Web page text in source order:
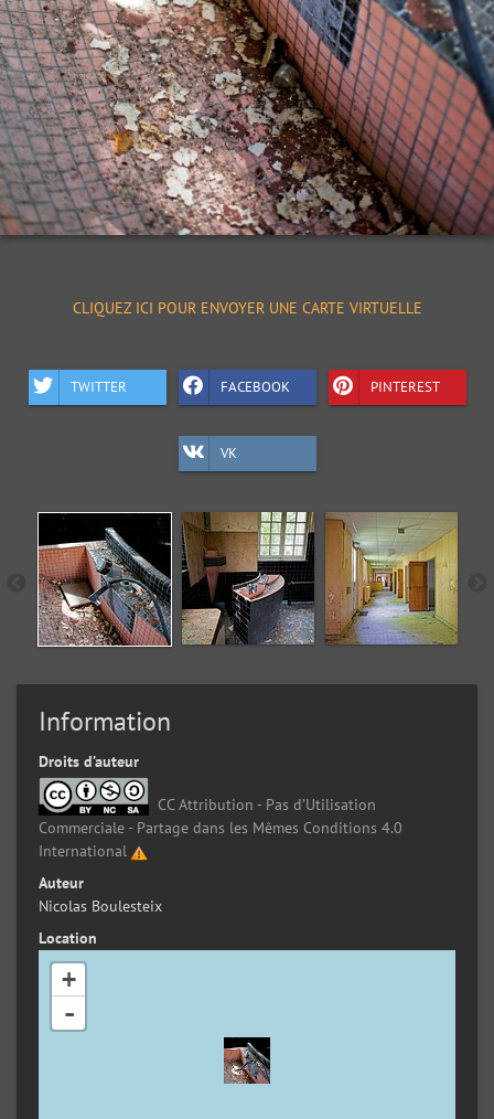
CLIQUEZ ICI POUR ENVOYER UNE CARTE VIRTUELLE
TWITTER FACEBOOK PINTEREST
VK
Information
Droits d’auteur
CC Attribution - Pas d’Utilisation
Commerciale - Partage dans les Mêmes Conditions 4.0
International
Auteur
Nicolas Boulesteix
Location
+
-